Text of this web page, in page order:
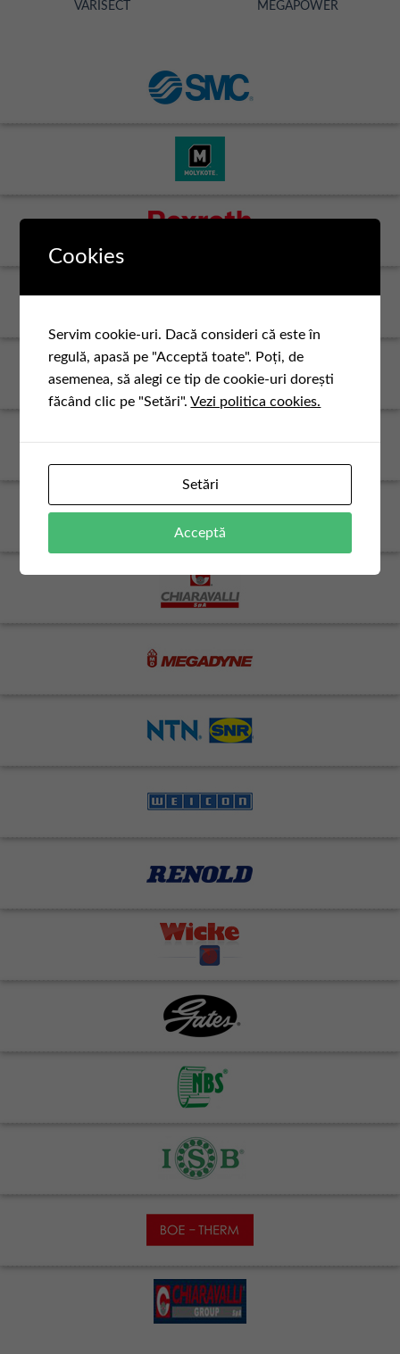
VARISECT
MEGAPOWER
Cookies
Servim cookie-uri. Dacă consideri că este în
regulă, apasă pe "Acceptă toate". Poți, de
asemenea, să alegi ce tip de cookie-uri dorești
făcând clic pe "Setări".Vezi politica cookies.
Setări
Acceptă